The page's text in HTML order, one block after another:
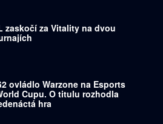
zaskočí za Vitality na dvou
ovládlo Warzone na Esports
Cupu. O titulu rozhodla
hra